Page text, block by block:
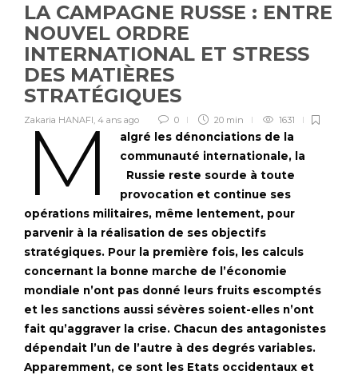
LA CAMPAGNE RUSSE : ENTRE
NOUVEL ORDRE
INTERNATIONAL ET STRESS
DES MATIÈRES
STRATÉGIQUES
Zakaria HANAFI, 4 ans ago 0 20 min 1631
M
algré les dénonciations de la
communauté internationale, la
Russie reste sourde à toute
provocation et continue ses
opérations militaires, même lentement, pour
parvenir à la réalisation de ses objectifs
stratégiques. Pour la première fois, les calculs
concernant la bonne marche de l’économie
mondiale n’ont pas donné leurs fruits escomptés
et les sanctions aussi sévères soient-elles n’ont
fait qu’aggraver la crise. Chacun des antagonistes
dépendait l’un de l’autre à des degrés variables.
Apparemment, ce sont les Etats occidentaux et